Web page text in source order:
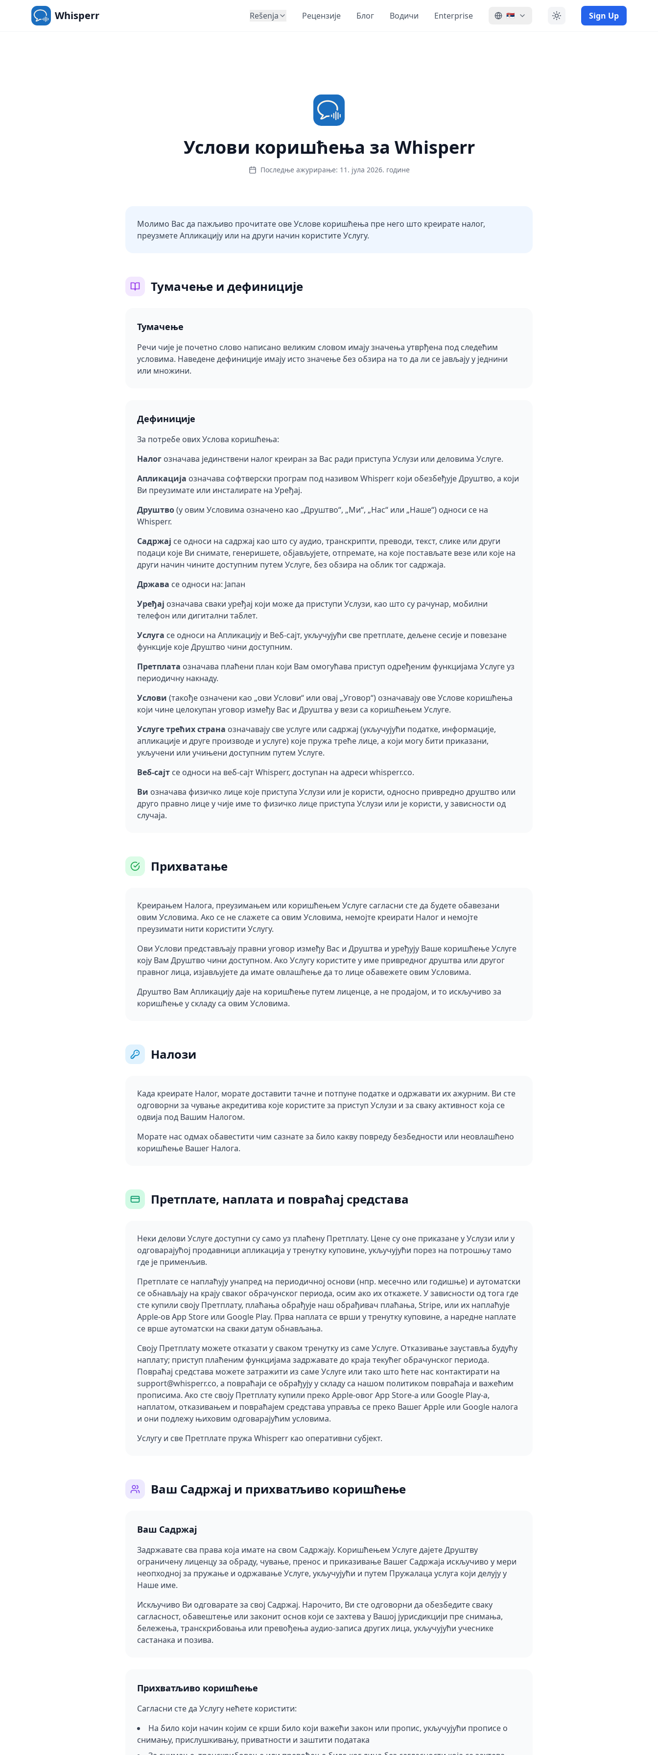
Whisperr Rešenja Рецензије Блог Водичи Enterprise 🇷🇸 Sign Up
Услови коришћења за Whisperr
Последње ажурирање: 11. јула 2026. године
Молимо Вас да пажљиво прочитате ове Услове коришћења пре него што креирате налог,
преузмете Апликацију или на други начин користите Услугу.
Тумачење и дефиниције
Тумачење
Речи чије је почетно слово написано великим словом имају значења утврђена под следећим
условима. Наведене дефиниције имају исто значење без обзира на то да ли се јављају у једнини
или множини.
Дефиниције
За потребе ових Услова коришћења:
Налог означава јединствени налог креиран за Вас ради приступа Услузи или деловима Услуге.
Апликација означава софтверски програм под називом Whisperr који обезбеђује Друштво, а који
Ви преузимате или инсталирате на Уређај.
Друштво(у овим Условима означено као „Друштво“, „Ми“, „Нас“ или „Наше“) односи се на
Whisperr.
Садржај се односи на садржај као што су аудио, транскрипти, преводи, текст, слике или други
подаци које Ви снимате, генеришете, објављујете, отпремате, на које постављате везе или које на
други начин чините доступним путем Услуге, без обзира на облик тог садржаја.
Држава се односи на: Јапан
Уређај означава сваки уређај који може да приступи Услузи, као што су рачунар, мобилни
телефон или дигитални таблет.
Услуга се односи на Апликацију и Веб-сајт, укључујући све претплате, дељене сесије и повезане
функције које Друштво чини доступним.
Претплата означава плаћени план који Вам омогућава приступ одређеним функцијама Услуге уз
периодичну накнаду.
Услови (такође означени као „ови Услови“ или овај „Уговор“) означавају ове Услове коришћења
који чине целокупан уговор између Вас и Друштва у вези са коришћењем Услуге.
Услуге трећих страна означавају све услуге или садржај (укључујући податке, информације,
апликације и друге производе и услуге) које пружа треће лице, а који могу бити приказани,
укључени или учињени доступним путем Услуге.
Веб-сајт се односи на веб-сајт Whisperr, доступан на адреси whisperr.co.
Ви означава физичко лице које приступа Услузи или је користи, односно привредно друштво или
друго правно лице у чије име то физичко лице приступа Услузи или је користи, у зависности од
случаја.
Прихватање
Креирањем Налога, преузимањем или коришћењем Услуге сагласни сте да будете обавезани
овим Условима. Ако се не слажете са овим Условима, немојте креирати Налог и немојте
преузимати нити користити Услугу.
Ови Услови представљају правни уговор између Вас и Друштва и уређују Ваше коришћење Услуге
коју Вам Друштво чини доступном. Ако Услугу користите у име привредног друштва или другог
правног лица, изјављујете да имате овлашћење да то лице обавежете овим Условима.
Друштво Вам Апликацију даје на коришћење путем лиценце, а не продајом, и то искључиво за
коришћење у складу са овим Условима.
Налози
Када креирате Налог, морате доставити тачне и потпуне податке и одржавати их ажурним. Ви сте
одговорни за чување акредитива које користите за приступ Услузи и за сваку активност која се
одвија под Вашим Налогом.
Морате нас одмах обавестити чим сазнате за било какву повреду безбедности или неовлашћено
коришћење Вашег Налога.
Претплате, наплата и повраћај средстава
Неки делови Услуге доступни су само уз плаћену Претплату. Цене су оне приказане у Услузи или у
одговарајућој продавници апликација у тренутку куповине, укључујући порез на потрошњу тамо
где је применљив.
Претплате се наплаћују унапред на периодичној основи (нпр. месечно или годишње) и аутоматски
се обнављају на крају сваког обрачунског периода, осим ако их откажете. У зависности од тога где
сте купили своју Претплату, плаћања обрађује наш обрађивач плаћања, Stripe, или их наплаћује
Apple-ов App Store или Google Play. Прва наплата се врши у тренутку куповине, а наредне наплате
се врше аутоматски на сваки датум обнављања.
Своју Претплату можете отказати у сваком тренутку из саме Услуге. Отказивање зауставља будућу
наплату; приступ плаћеним функцијама задржавате до краја текућег обрачунског периода.
Повраћај средстава можете затражити из саме Услуге или тако што ћете нас контактирати на
support@whisperr.co, а повраћаји се обрађују у складу са нашом политиком повраћаја и важећим
прописима. Ако сте своју Претплату купили преко Apple-овог App Store-а или Google Play-а,
наплатом, отказивањем и повраћајем средстава управља се преко Вашег Apple или Google налога
и они подлежу њиховим одговарајућим условима.
Услугу и све Претплате пружа Whisperr као оперативни субјект.
Ваш Садржај и прихватљиво коришћење
Ваш Садржај
Задржавате сва права која имате на свом Садржају. Коришћењем Услуге дајете Друштву
ограничену лиценцу за обраду, чување, пренос и приказивање Вашег Садржаја искључиво у мери
неопходној за пружање и одржавање Услуге, укључујући и путем Пружалаца услуга који делују у
Наше име.
Искључиво Ви одговарате за свој Садржај. Нарочито, Ви сте одговорни да обезбедите сваку
сагласност, обавештење или законит основ који се захтева у Вашој јурисдикцији пре снимања,
бележења, транскрибовања или превођења аудио-записа других лица, укључујући учеснике
састанака и позива.
Прихватљиво коришћење
Сагласни сте да Услугу нећете користити:
На било који начин којим се крши било који важећи закон или пропис, укључујући прописе о
снимању, прислушкивању, приватности и заштити података